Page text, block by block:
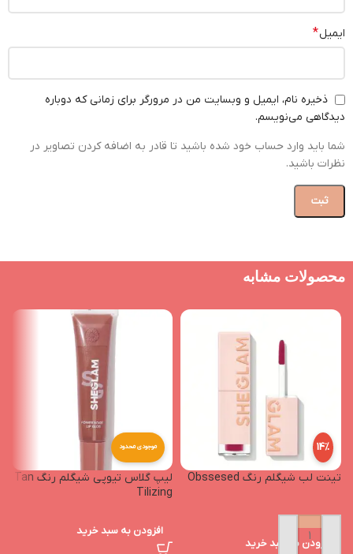
ایمیل*
ذخیره نام، ایمیل و وبسایت من در مرورگر برای زمانی که دوباره
دیدگاهی می‌نویسم.
شما باید وارد حساب خود شده باشید تا قادر به اضافه کردن تصاویر در
نظرات باشید.
محصولات مشابه
14%
تینت لب شیگلم رنگ Obssesed
افزودن به سبد خرید
موجودی محدود
لیپ گلاس تیوپی شیگلم رنگ Tan
Tilizing
افزودن به سبد خرید